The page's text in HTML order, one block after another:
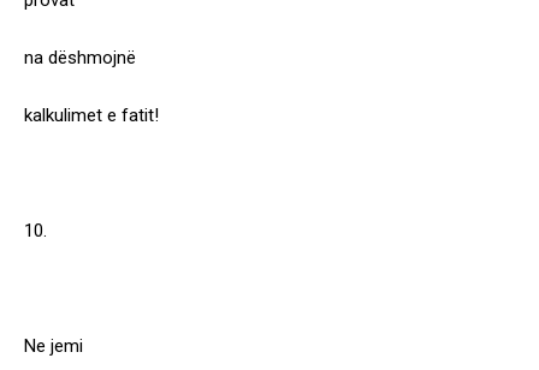
na dëshmojnë
kalkulimet e fatit!
10.
Ne jemi